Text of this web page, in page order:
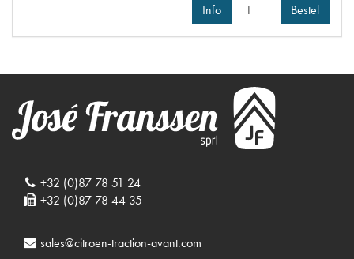
Info Bestel
+32 (0)87 78 51 24
+32 (0)87 78 44 35
sales@citroen-traction-avant.com